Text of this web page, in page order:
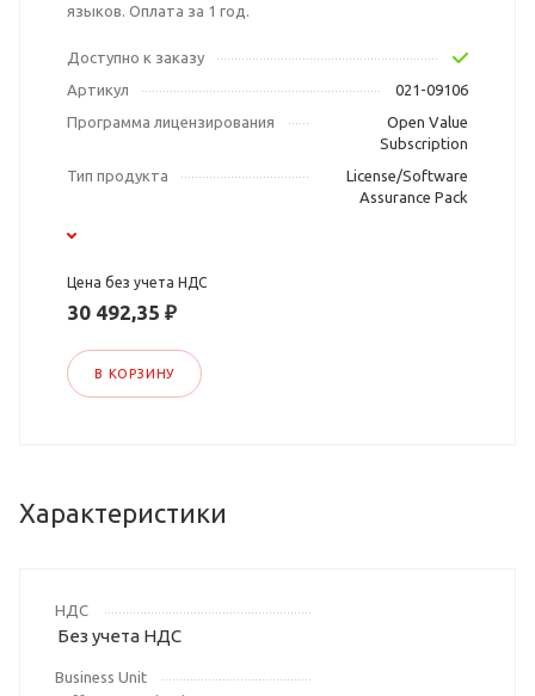
языков. Оплата за 1 год.
Доступно к заказу
Артикул
021-09106
Программа лицензирования
Open Value
Subscription
Тип продукта
License/Software
Assurance Pack
Цена без учета НДС
30 492,35 ₽
В КОРЗИНУ
Характеристики
НДС
Без учета НДС
Business Unit